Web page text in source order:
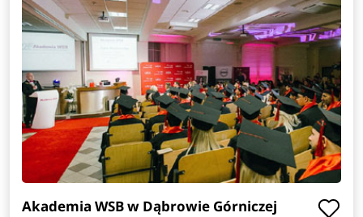
Akademia WSB w Dąbrowie Górniczej